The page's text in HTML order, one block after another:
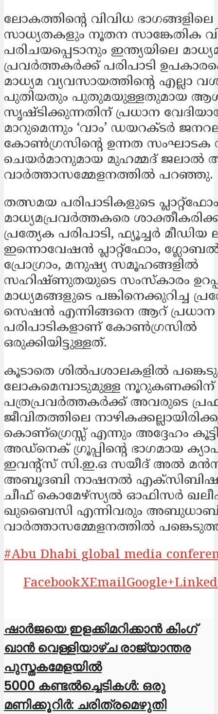
ലോകത്തിന്‍റെ വിവിധ
സാധ്യതകളും നൂതന സാങ്കേതിക
പരിചയപ്പെടാനും ഇന്ത്യയിലെ
പ്രവർത്തകർക്ക് പരിപാടി
മാധ്യമ വ്യവസായത്തിന്‍റെ എല്ലാ
പുതിയതും പുതുമയുള്ളതുമായ
സൃഷ്ടിക്കുന്നതിന് പ്രധാന
മാറുമെന്നും ‘വാം’ ഡയറക്ടർ
കോൺഗ്രസിന്‍റെ ഉന്നത സംഘാടക
ചെയർമാനുമായ മുഹമ്മദ്
വാർത്താസമ്മേളനത്തിൽ പറഞ്ഞു.
തത്സമയ പരിപാടികളുടെ
മാധ്യമപ്രവർത്തകരെ
പ്രത്യേക പരിപാടി, ഫ്യൂച്ചർ
ഇന്നൊവേഷൻ പ്ലാറ്റ്ഫോം,
പ്രോഗ്രാം, മനുഷ്യ സമൂഹങ്ങളിൽ
സഹിഷ്ണുതയുടെ സംസ്കാരം
മാധ്യമങ്ങളുടെ പങ്കിനെക്കുറിച്ച
സെഷൻ എന്നിങ്ങനെ ആറ് പ്രധാന
പരിപാടികളാണ് കോൺഗ്രസിൽ
ഒരുക്കിയിട്ടുള്ളത്.
കൂടാതെ ശിൽപശാലകളിൽ
ലോകമെമ്പാടുമുള്ള
പത്രപ്രവർത്തകർക്ക് അവരുടെ
ജീവിതത്തിലെ
കൊണ്ഗ്രെസ്സ് എന്നും അദ്ദേഹം
അഡ്നെക് ഗ്രൂപ്പിന്‍റെ ഭാഗമായ
ഇവന്‍റ്സ് സി.ഇ.ഒ സയീദ് അൽ
അബൂദബി നാഷനൽ
ചീഫ് കൊമേഴ്‌സ്യൽ ഓഫിസർ
ഖുബൈസി എന്നിവരും
വാർത്താസമ്മേളനത്തിൽ
#Abu Dhabi global media
FacebookXEmailGoogle+
ഷാര്‍ജയെ ഇളക്കിമറിക്കാന്‍ കിംഗ്
ഖാന്‍ വെള്ളിയാഴ്ച രാജ്യാന്തര
പുസ്തകമേളയില്‍
5000 കണ്ടൽച്ചെടികൾ: ഒരു
മണിക്കൂറിർ: ചരിത്രമെഴുതി